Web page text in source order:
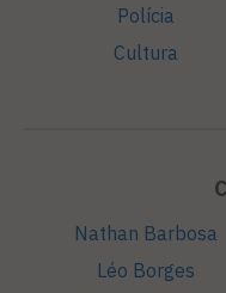
Polícia
Cultura
Nathan Barbosa
Léo Borges